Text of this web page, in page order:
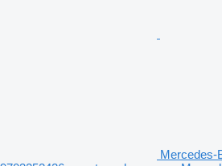
Mercedes-